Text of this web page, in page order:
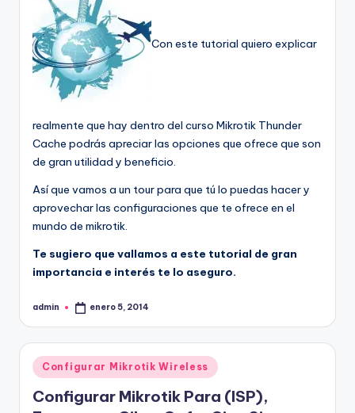
Con este tutorial quiero explicar
realmente que hay dentro del curso Mikrotik Thunder
Cache podrás apreciar las opciones que ofrece que son
de gran utilidad y beneficio.
Así que vamos a un tour para que tú lo puedas hacer y
aprovechar las configuraciones que te ofrece en el
mundo de mikrotik.
Te sugiero que vallamos a este tutorial de gran
importancia e interés te lo aseguro.
Publicado
admin enero 5, 2014
Publicado
en
Configurar Mikrotik Wireless
Configurar Mikrotik Para (ISP),